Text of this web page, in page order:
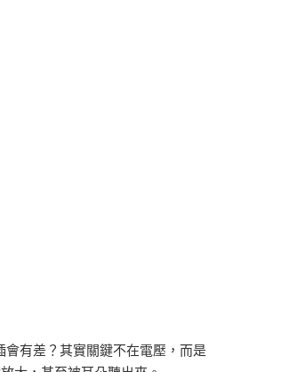
有差？其實關鍵不在電壓，而是